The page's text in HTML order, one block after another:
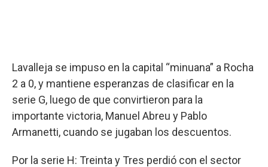
Lavalleja se impuso en la capital “minuana” a Rocha
2 a 0, y mantiene esperanzas de clasificar en la
serie G, luego de que convirtieron para la
importante victoria, Manuel Abreu y Pablo
Armanetti, cuando se jugaban los descuentos.
Por la serie H: Treinta y Tres perdió con el sector